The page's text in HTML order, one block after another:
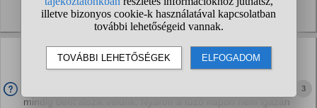
fontos-e de terepen fogok kezdeni...
Lovak
Kertes házban tartott kutya szobatiszta lesz 1 napra
panelban?
mindig bent alszik velünk. Nyáron a tűző napon nem igazán
3